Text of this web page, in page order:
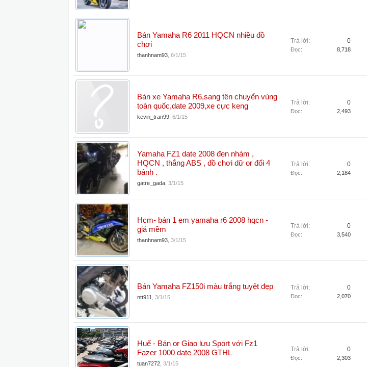
Bán Yamaha R6 2011 HQCN nhiều đồ
chơi
thanhnam93 6/1/15
Trả lời: 0
Đọc: 8,718
Bán xe Yamaha R6,sang tên chuyển vùng
toàn quốc,date 2009,xe cực keng
kevin_tran99 6/1/15
Trả lời: 0
Đọc: 2,493
Yamaha FZ1 date 2008 đen nhám ,
HQCN , thắng ABS , đồ chơi dữ or đổi 4
bánh .
gatre_gada 3/1/15
Trả lời: 0
Đọc: 2,184
Hcm- bán 1 em yamaha r6 2008 hqcn -
giá mềm
thanhnam93 3/1/15
Trả lời: 0
Đọc: 3,540
Bán Yamaha FZ150i màu trắng tuyệt đẹp
ntt911 3/1/15
Trả lời: 0
Đọc: 2,070
Huế - Bán or Giao lưu Sport với Fz1
Fazer 1000 date 2008 GTHL
tuan7272 3/1/15
Trả lời: 0
Đọc: 2,303